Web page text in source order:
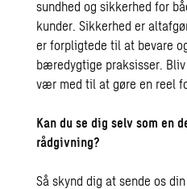
sundhed og sikkerhed for
kunder. Sikkerhed er
er forpligtede til at bevare
bæredygtige praksisser.
vær med til at gøre en reel
Kan du se dig selv som en
rådgivning?
Så skynd dig at sende os